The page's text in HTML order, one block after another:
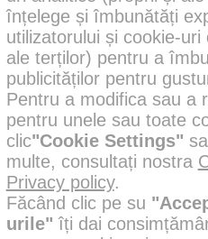
Nou: plăți sigure pe
cardul de credit online
Este posibil ca unele imagini de
fundaluri sau îmbunătățite în setări
în scopuri creative și ilustrative.
Cu toate acestea, toate produsele
nu au fost modificate sau
au fost proiectate și
înțelege și îmbunătăți
utilizatorului și cookie-
ale terților) pentru a
publicităților pentru
Pentru a modifica sau a
pentru unele sau toate
clic"Cookie Settings"
multe, consultați nostra
Privacy policy.
Făcând clic pe su
urile" îți dai